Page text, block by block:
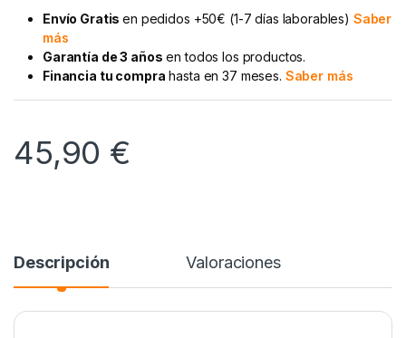
Envío Gratisen pedidos +50€ (1-7 días laborables) Saber
más
Garantía de 3 años en todos los productos.
Financia tu compra hasta en 37 meses. Saber más
45,90 €
Descripción Valoraciones